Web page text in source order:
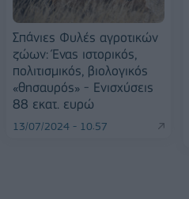
Σπάνιες Φυλές αγροτικών
ζώων: Ένας ιστορικός,
πολιτισμικός, βιολογικός
«θησαυρός» - Ενισχύσεις
88 εκατ. ευρώ
13/07/2024 - 10:57